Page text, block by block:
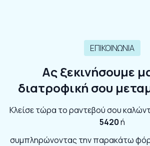
ΕΠΙΚΟΙΝΩΝΙΑ
Ας ξεκινήσουμε
διατροφική σου
Κλείσε τώρα το ραντεβού σου
5420ή
συμπληρώνοντας την παρακάτω